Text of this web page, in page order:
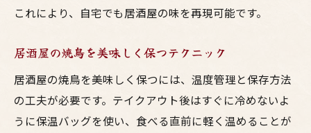
これにより、自宅でも居酒屋の味を再現可能です。
居酒屋の焼鳥を美味しく保つテクニック
居酒屋の焼鳥を美味しく保つには、温度管理と保存方法
の工夫が必要です。テイクアウト後はすぐに冷めないよ
うに保温バッグを使い、食べる直前に軽く温めることが